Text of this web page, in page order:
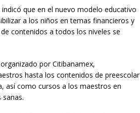
que en el nuevo modelo educativo
a los niños en temas financieros y
contenidos a todos los niveles se
por Citibanamex,
hasta los contenidos de preescolar
así como cursos a los maestros en